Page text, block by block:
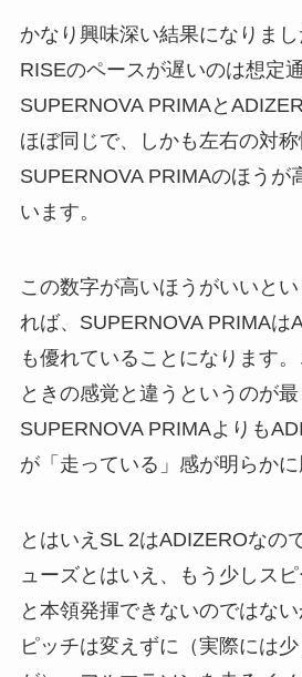
かなり興味深い結果になりま
RISEのペースが遅いのは想定
SUPERNOVA PRIMAと
ほぼ同じで、しかも左右の対
SUPERNOVA PRIMAのほうが
います。
この数字が高いほうがいいと
れば、SUPERNOVA PRIMAは
も優れていることになります
ときの感覚と違うというのが最
SUPERNOVA PRIMAよりも
が「走っている」感が明らかに
とはいえSL 2はADIZEROなの
ューズとはいえ、もう少しス
と本領発揮できないのではな
ピッチは変えずに（実際には